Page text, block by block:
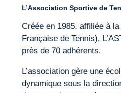
L’Association Sportive de
Créée en 1985, affiliée à
Française de Tennis),
près de 70 adhérents.
L’association gère une
dynamique sous la